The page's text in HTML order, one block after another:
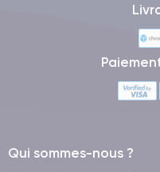
Qui sommes-nous ?